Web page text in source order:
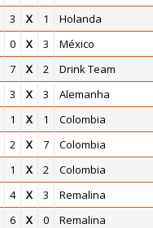
3 X 1 Holanda
0 X 3 México
7 X 2 Drink Team
3 X 3 Alemanha
1 X 1 Colombia
2 X 7 Colombia
1 X 2 Colombia
4 X 3 Remalina
6 X 0 Remalina